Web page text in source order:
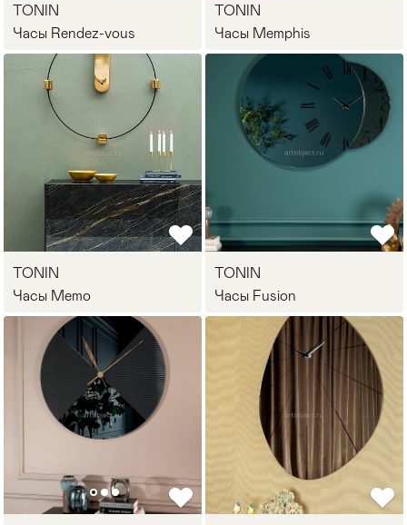
TONIN
Часы Rendez-vous
TONIN
Часы Memphis
TONIN
Часы Memo
TONIN
Часы Fusion